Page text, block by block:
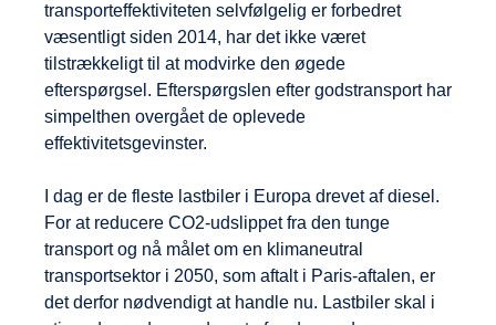
transporteffektiviteten selvfølgelig er forbedret
væsentligt siden 2014, har det ikke været
tilstrækkeligt til at modvirke den øgede
efterspørgsel. Efterspørgslen efter godstransport har
simpelthen overgået de oplevede
effektivitetsgevinster.
I dag er de fleste lastbiler i Europa drevet af diesel.
For at reducere CO2-udslippet fra den tunge
transport og nå målet om en klimaneutral
transportsektor i 2050, som aftalt i Paris-aftalen, er
det derfor nødvendigt at handle nu. Lastbiler skal i